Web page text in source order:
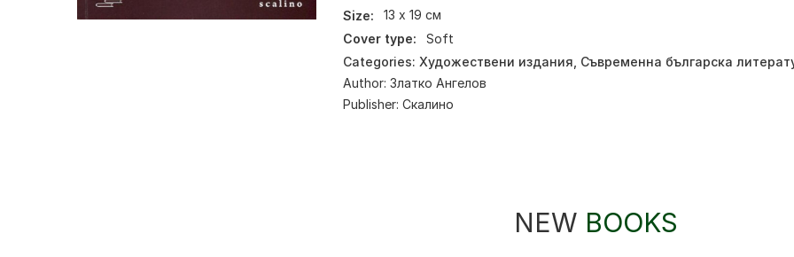
Size:
13 х 19 см
Cover type:
Soft
Categories: Художествени издания Съвременна българска
Author: Златко Ангелов
Publisher: Скалино
NEW BOOKS